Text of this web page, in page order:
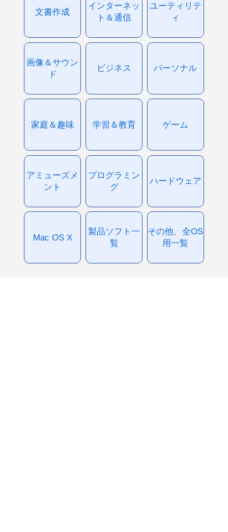
文書作成
インターネッ
ト＆通信
ユーティリテ
ィ
画像＆サウン
ド
ビジネス パーソナル
家庭＆趣味 学習＆教育 ゲーム
アミューズメ
ント
プログラミン
グ
ハードウェア
Mac OS X
製品ソフト一
覧
その他、全OS
用一覧